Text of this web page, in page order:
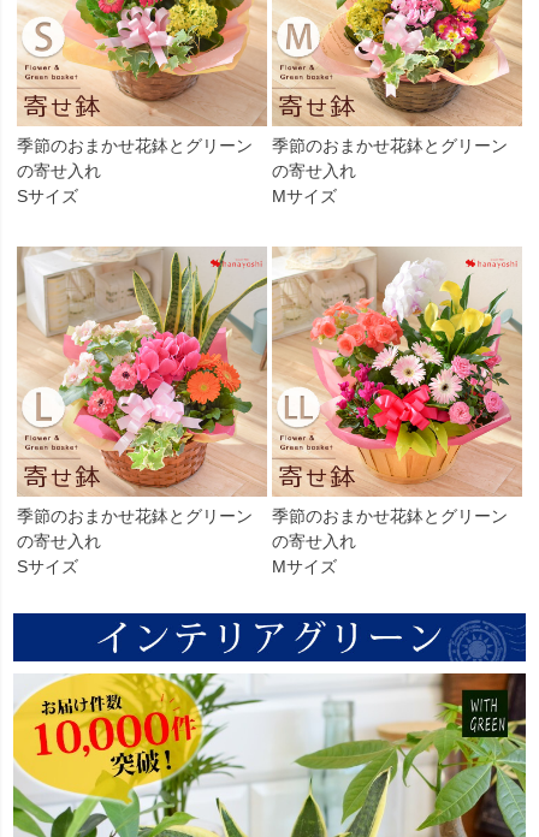
季節のおまかせ花鉢とグリーン
の寄せ入れ
Sサイズ
季節のおまかせ花鉢とグリーン
の寄せ入れ
Mサイズ
季節のおまかせ花鉢とグリーン
の寄せ入れ
Sサイズ
季節のおまかせ花鉢とグリーン
の寄せ入れ
Mサイズ